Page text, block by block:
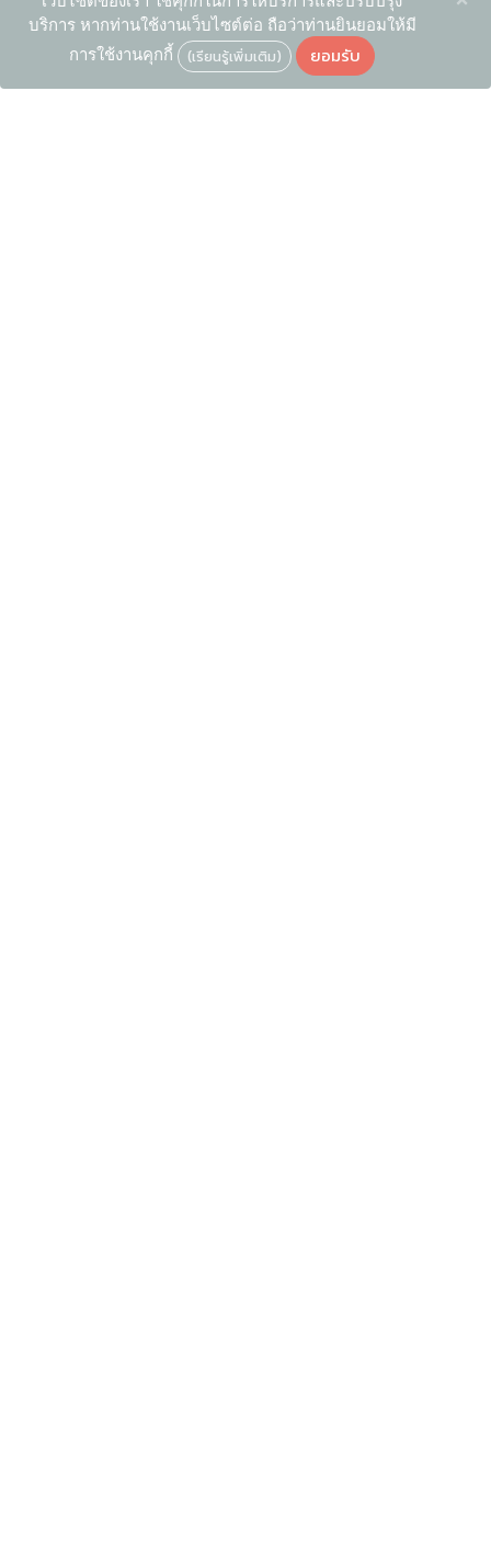
บริการ หากท่านใช้งานเว็บไซต์ต่อ ถือว่าท่านยินยอมให้มี
การใช้งานคุกกี้ (เรียนรู้เพิ่มเติม) ยอมรับ